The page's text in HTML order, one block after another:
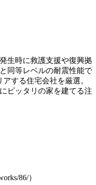
生時に救護支援や復興拠
同等レベルの耐震性能で
アする住宅会社を厳選。
ピッタリの家を建てる注
86/）